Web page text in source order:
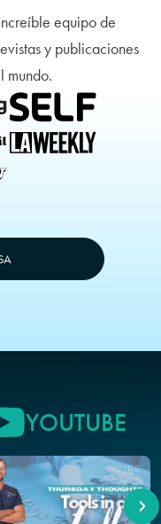
equipo de
y publicaciones
mundo.
YOUTUBE